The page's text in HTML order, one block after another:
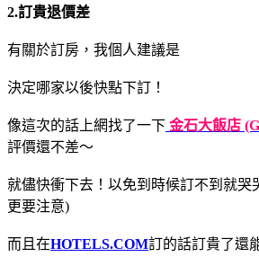
2.訂貴退價差
有關於訂房，我個人建議是
決定哪家以後快點下訂！
像這次的話上網找了一下 金石大飯店
評價還不差～
就儘快衝下去！以免到時候訂不到就哭
更要注意)
而且在HOTELS.COM訂的話訂貴了還